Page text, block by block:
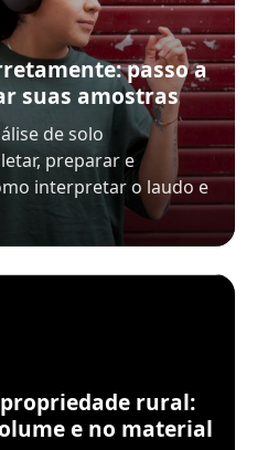
passo a
suas amostras
de solo
preparar e
interpretar o laudo e
propriedade rural:
e no material